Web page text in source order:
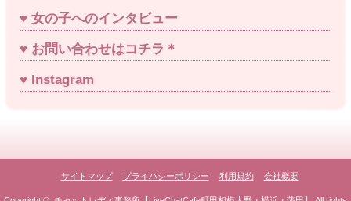
女の子へのインタビュー
お問い合わせはコチラ＊
Instagram
サイトマップ プライバシーポリシー 利用規約 会社概要